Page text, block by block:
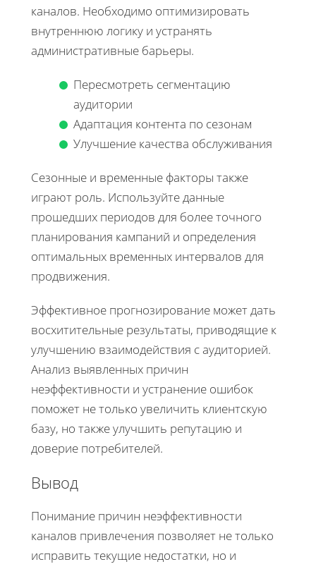
каналов. Необходимо оптимизировать
внутреннюю логику и устранять
административные барьеры.
Пересмотреть сегментацию
аудитории
Адаптация контента по сезонам
Улучшение качества обслуживания
Сезонные и временные факторы также
играют роль. Используйте данные
прошедших периодов для более точного
планирования кампаний и определения
оптимальных временных интервалов для
продвижения.
Эффективное прогнозирование может дать
восхитительные результаты, приводящие к
улучшению взаимодействия с аудиторией.
Анализ выявленных причин
неэффективности и устранение ошибок
поможет не только увеличить клиентскую
базу, но также улучшить репутацию и
доверие потребителей.
Вывод
Понимание причин неэффективности
каналов привлечения позволяет не только
исправить текущие недостатки, но и